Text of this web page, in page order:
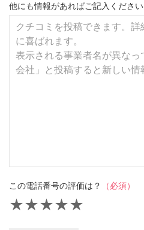
他にも情報があればご記入ください
この電話番号の評価は？ （必須）
★
★
★
★
★